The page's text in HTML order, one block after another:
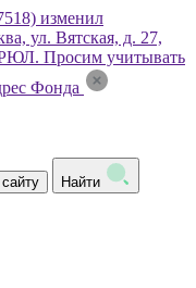
изменил
ул. Вятская, д. 27,
Просим учитывать
Фонда
Найти